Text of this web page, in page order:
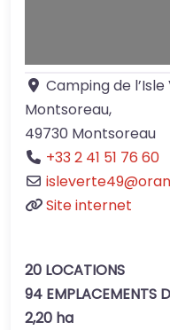
Camping de
Montsoreau,
49730 Montsoreau
+33 2 41 51 76 60
isleverte49@
Site internet
20 LOCATIONS
94 EMPLACEMENTS
2,20 ha